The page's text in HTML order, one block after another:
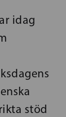
idag
stöd